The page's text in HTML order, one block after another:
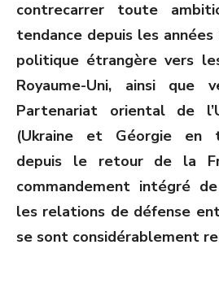
contrecarrer toute
tendance depuis les
politique étrangère vers
Royaume-Uni, ainsi que
Partenariat oriental de
(Ukraine et Géorgie en
depuis le retour de la
commandement intégré
les relations de défense
se sont considérablement